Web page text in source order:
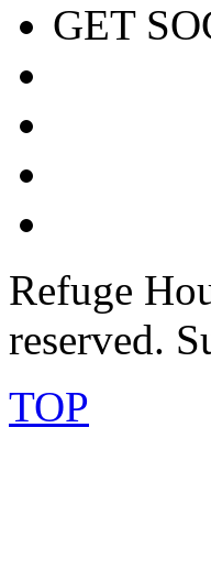
GET
Refuge
reserved.
TOP